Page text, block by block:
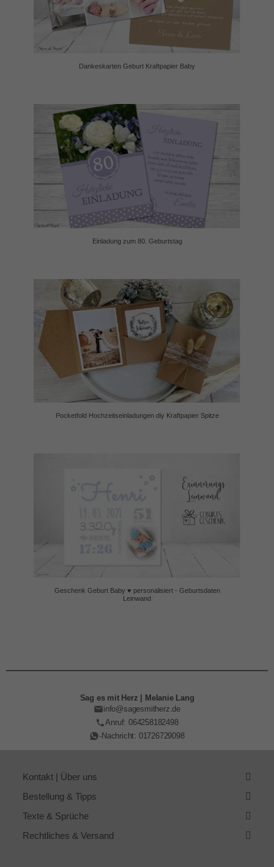
Dankeskarten Geburt Kraftpapier Baby
Einladung zum 80. Geburtstag
Pocketfold Hochzeitseinladungen diy Kraftpapier Spitze
Geschenk Geburt Baby ♥ personalisiert - Geburtsdaten
Leinwand
Sag es mit Herz | Melanie Lang
info@sagesmitherz.de
Anruf: 064258182498
-Nachricht: 01726729098
Kontakt | Über uns
Bestellung & Tipps
Texte & Sprüche
Rechtliches & Versand